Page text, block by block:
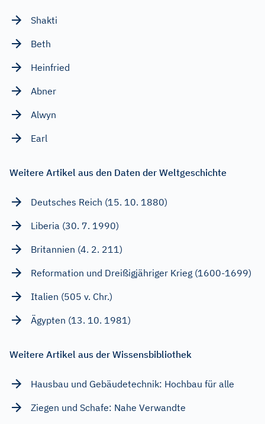
Shakti
Beth
Heinfried
Abner
Alwyn
Earl
Weitere Artikel aus den Daten der Weltgeschichte
Deutsches Reich (15. 10. 1880)
Liberia (30. 7. 1990)
Britannien (4. 2. 211)
Reformation und Dreißigjähriger Krieg (1600-1699)
Italien (505 v. Chr.)
Ägypten (13. 10. 1981)
Weitere Artikel aus der Wissensbibliothek
Hausbau und Gebäudetechnik: Hochbau für alle
Ziegen und Schafe: Nahe Verwandte